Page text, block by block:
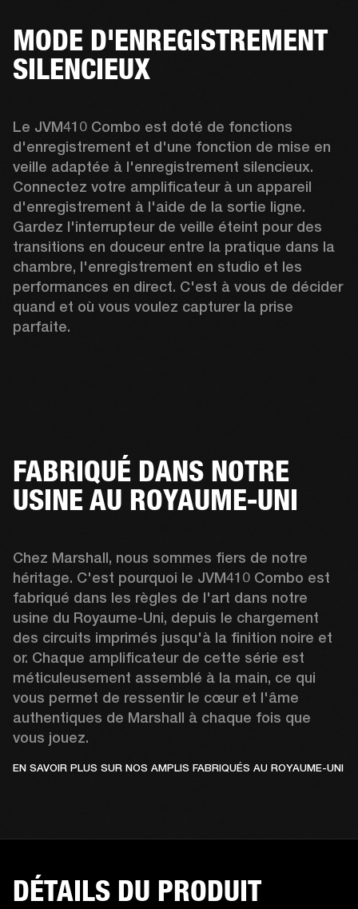
MODE D'ENREGISTREMENT
SILENCIEUX
Le JVM410 Combo est doté de fonctions
d'enregistrement et d'une fonction de mise en
veille adaptée à l'enregistrement silencieux.
Connectez votre amplificateur à un appareil
d'enregistrement à l'aide de la sortie ligne.
Gardez l'interrupteur de veille éteint pour des
transitions en douceur entre la pratique dans la
chambre, l'enregistrement en studio et les
performances en direct. C'est à vous de décider
quand et où vous voulez capturer la prise
parfaite.
FABRIQUÉ DANS NOTRE
USINE AU ROYAUME-UNI
Chez Marshall, nous sommes fiers de notre
héritage. C'est pourquoi le JVM410 Combo est
fabriqué dans les règles de l'art dans notre
usine du Royaume-Uni, depuis le chargement
des circuits imprimés jusqu'à la finition noire et
or. Chaque amplificateur de cette série est
méticuleusement assemblé à la main, ce qui
vous permet de ressentir le cœur et l'âme
authentiques de Marshall à chaque fois que
vous jouez.
EN SAVOIR PLUS SUR NOS AMPLIS FABRIQUÉS AU ROYAUME-UNI
DÉTAILS DU PRODUIT